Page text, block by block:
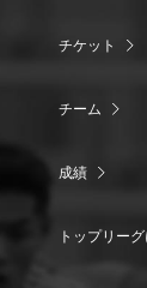
チケット
チーム
成績
トップリー